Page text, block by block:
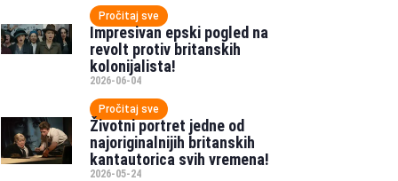
Pročitaj sve
Impresivan epski pogled na
revolt protiv britanskih
kolonijalista!
2026-06-04
Pročitaj sve
Životni portret jedne od
najoriginalnijih britanskih
kantautorica svih vremena!
2026-05-24